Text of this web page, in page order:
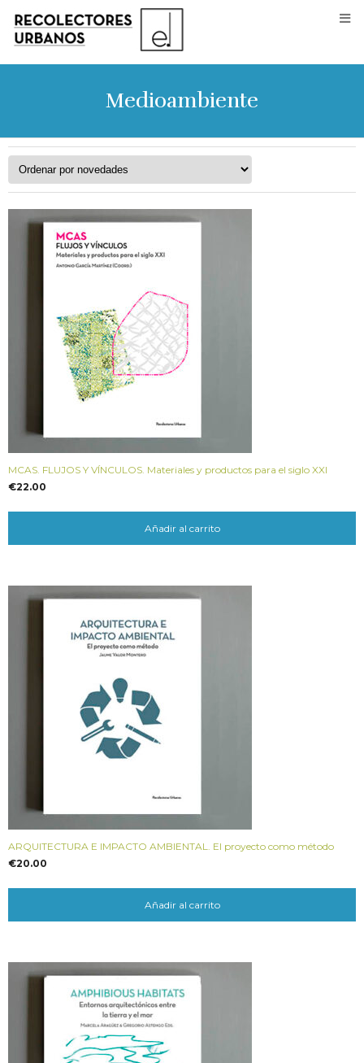
Medioambiente
MCAS. FLUJOS Y VÍNCULOS. Materiales y productos para el siglo XXI
€22.00
Añadir al carrito
ARQUITECTURA E IMPACTO AMBIENTAL. El proyecto como método
€20.00
Añadir al carrito